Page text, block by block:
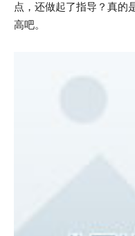
点，还做起了指导？真的
高吧。